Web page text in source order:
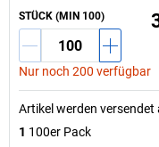
STÜCK (MIN 100)
Nur noch 200 verfügbar
Artikel werden versendet
1 100er Pack